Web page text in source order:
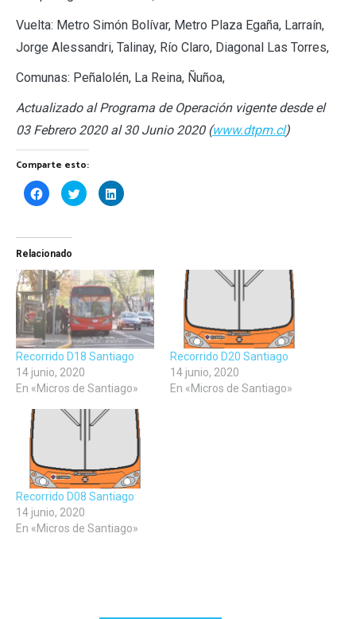
Vuelta: Metro Simón Bolívar, Metro Plaza Egaña, Larraín,
Jorge Alessandri, Talinay, Río Claro, Diagonal Las Torres,
Comunas: Peñalolén, La Reina, Ñuñoa,
Actualizado al Programa de Operación vigente desde el
03 Febrero 2020 al 30 Junio 2020 (www.dtpm.cl)
Comparte esto:
Haz
clic
Facebook
abre
en
una
ventana
nueva)
Haz
clic
en
una
ventana
nueva)
Haz
clic
en
una
ventana
nueva)
Relacionado
Recorrido D18 Santiago
14 junio, 2020
En «Micros de Santiago»
Recorrido D20 Santiago
14 junio, 2020
En «Micros de Santiago»
Recorrido D08 Santiago
14 junio, 2020
En «Micros de Santiago»